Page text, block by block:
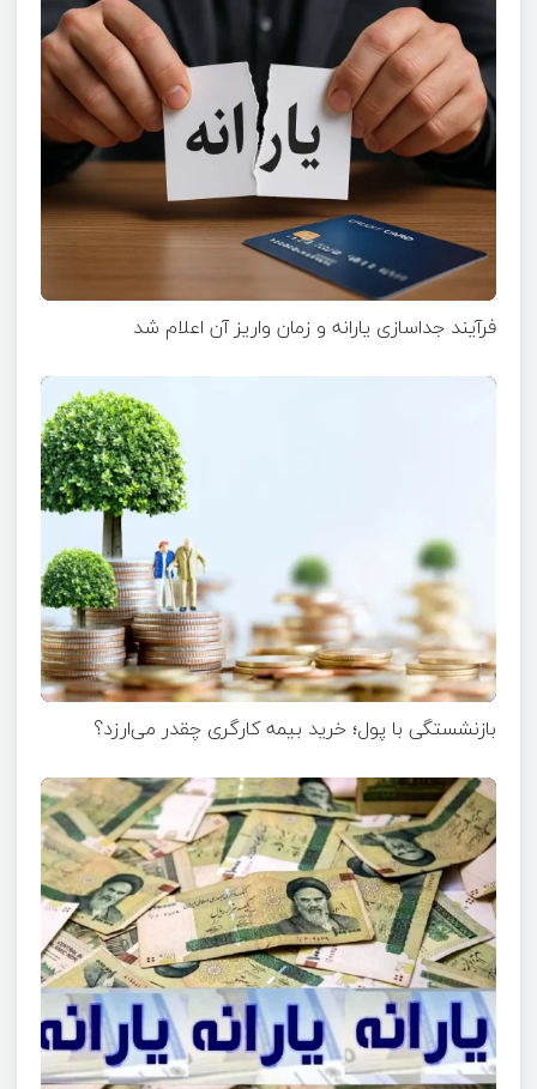
فرآیند جداسازی یارانه و زمان واریز آن اعلام شد
بازنشستگی با پول؛ خرید بیمه کارگری چقدر می‌ارزد؟